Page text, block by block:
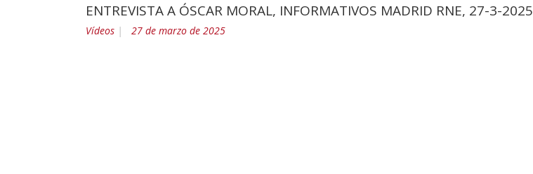
ENTREVISTA A ÓSCAR MORAL, INFORMATIVOS MADRID RNE, 27-3-2025
Vídeos 27 de marzo de 2025